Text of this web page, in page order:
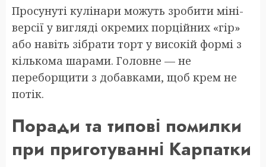
Просунуті кулінари можуть зробити міні-
версії у вигляді окремих порційних «гір»
або навіть зібрати торт у високій формі з
кількома шарами. Головне — не
переборщити з добавками, щоб крем не
потік.
Поради та типові помилки
при приготуванні Карпатки